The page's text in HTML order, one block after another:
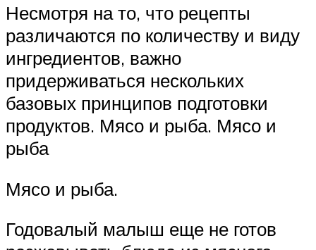
Несмотря на то, что рецепты
различаются по количеству и виду
ингредиентов, важно
придерживаться нескольких
базовых принципов подготовки
продуктов. Мясо и рыба. Мясо и
рыба
Мясо и рыба.
Годовалый малыш еще не готов